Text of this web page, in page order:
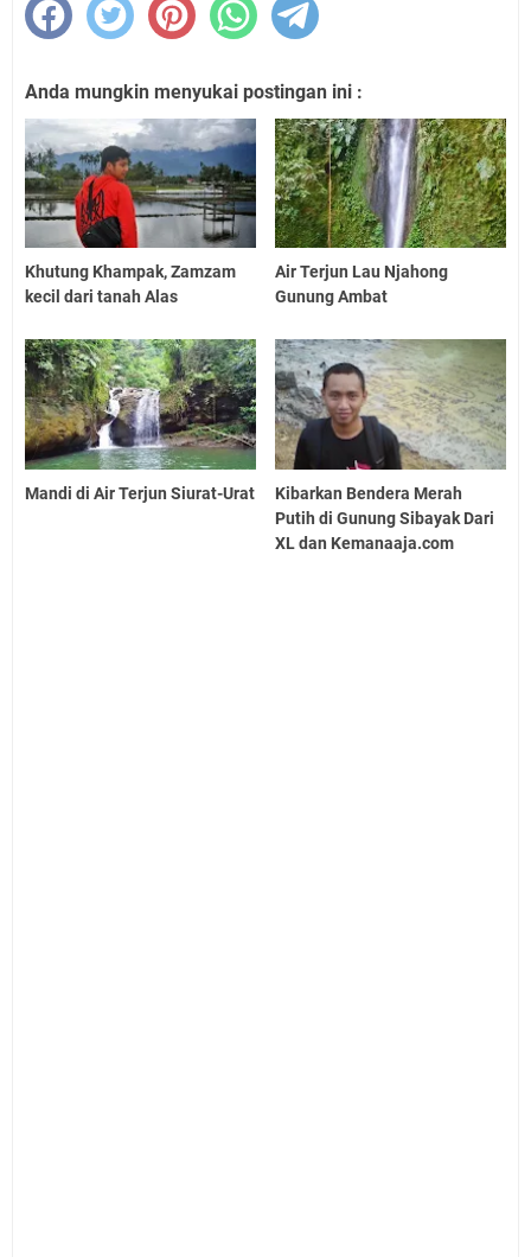
Anda mungkin menyukai postingan ini :
Khutung Khampak, Zamzam
kecil dari tanah Alas
Air Terjun Lau Njahong
Gunung Ambat
Mandi di Air Terjun Siurat-Urat
Kibarkan Bendera Merah
Putih di Gunung Sibayak Dari
XL dan Kemanaaja.com